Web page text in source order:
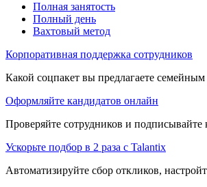
Полная занятость
Полный день
Вахтовый метод
Корпоративная поддержка сотрудников
Какой соцпакет вы предлагаете
Оформляйте кандидатов онлайн
Проверяйте сотрудников и
Ускорьте подбор в 2 раза с Talantix
Автоматизируйте сбор откликов,